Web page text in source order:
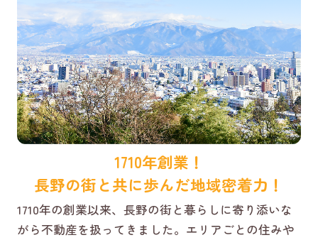
1710年創業！
長野の街と共に歩んだ地域密着力！
1710年の創業以来、長野の街と暮らしに寄り添いな
がら不動産を扱ってきました。エリアごとの住みや